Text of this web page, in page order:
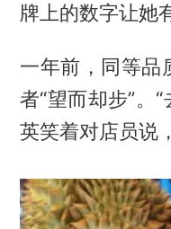
牌上的数字让她
一年前，同等品
者“望而却步”。
英笑着对店员说